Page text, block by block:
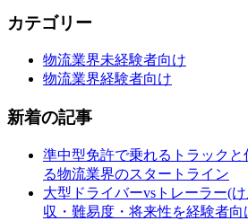
カテゴリー
物流業界未経験者向け
物流業界経験者向け
新着の記事
準中型免許で乗れるトラックと
る物流業界のスタートライン
大型ドライバーvsトレーラー(
収・難易度・将来性を経験者向